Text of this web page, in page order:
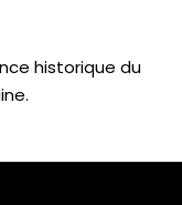
historique du